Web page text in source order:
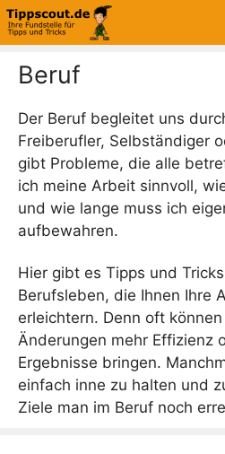
Zum
Inhalt
Beruf
Der Beruf begleitet uns
Freiberufler, Selbständiger
gibt Probleme, die alle
ich meine Arbeit sinnvoll,
und wie lange muss ich
aufbewahren.
Hier gibt es Tipps und
Berufsleben, die Ihnen Ihre
erleichtern. Denn oft
Änderungen mehr Effizienz
Ergebnisse bringen.
einfach inne zu halten und
Ziele man im Beruf noch